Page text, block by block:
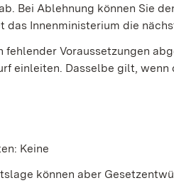
Bei Ablehnung können Sie
Innenministerium die
Voraussetzungen
einleiten. Dasselbe gilt,
Keine
können aber